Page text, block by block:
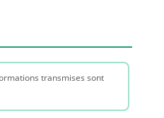
transmises sont